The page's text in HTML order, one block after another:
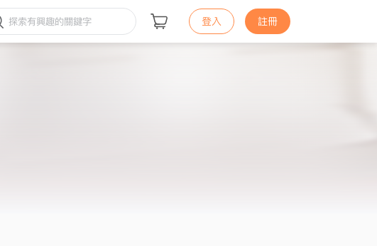
登入 註冊